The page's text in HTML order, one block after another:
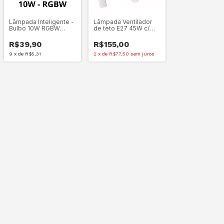
Lâmpada Inteligente -
Bulbo 10W RGBW
alexa/google
assistant
R$39,90
9 x de R$5,31
Lâmpada Ventilador
de teto E27 45W c/
R$155,00
2 x de R$77,50 sem juros